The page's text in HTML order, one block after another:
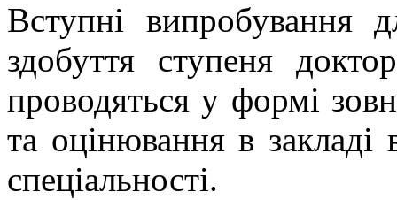
Вступні випробування
здобуття ступеня
проводяться у формі
та оцінювання в закладі
спеціальності.